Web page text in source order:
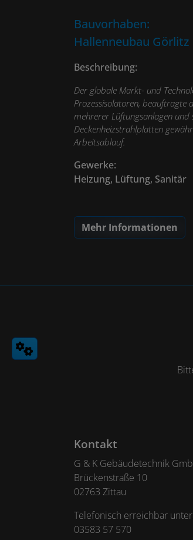
Bauvorhaben:
Hallenneubau Görlitz
Beschreibung:
Der globale Markt- und
Prozessisolatoren, beauftragte
mehrerer Lüftungsanlagen und
Deckenheizstrahlplatten
Arbeitsablauf.
Gewerke:
Heizung, Lüftung, Sanitär
Mehr Informationen
Footer - Kontaktdaten und
Kontakt
G & K Gebäudetechnik
Brückenstraße 10
02763 Zittau
Telefonisch erreichbar
03583 57 570